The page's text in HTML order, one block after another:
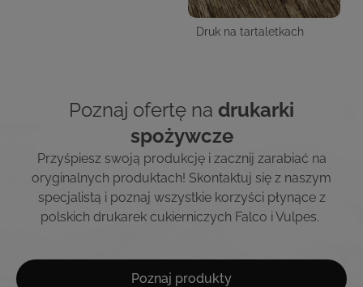
Druk na tartaletkach
Poznaj ofertę na drukarki
spożywcze
Przyśpiesz swoją produkcję i zacznij zarabiać na
oryginalnych produktach! Skontaktuj się z naszym
specjalistą i poznaj wszystkie korzyści płynące z
polskich drukarek cukierniczych Falco i Vulpes.
Poznaj produkty